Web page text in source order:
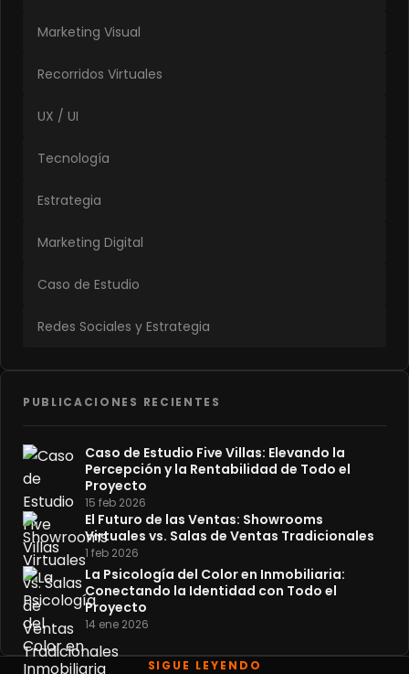
Marketing Visual
Recorridos Virtuales
UX / UI
Tecnología
Estrategia
Marketing Digital
Caso de Estudio
Redes Sociales y Estrategia
PUBLICACIONES RECIENTES
Caso de Estudio Five Villas: Elevando la
Percepción y la Rentabilidad de Todo el
Proyecto
15 feb 2026
El Futuro de las Ventas: Showrooms
Virtuales vs. Salas de Ventas Tradicionales
1 feb 2026
La Psicología del Color en Inmobiliaria:
Conectando la Identidad con Todo el
Proyecto
14 ene 2026
SIGUE LEYENDO